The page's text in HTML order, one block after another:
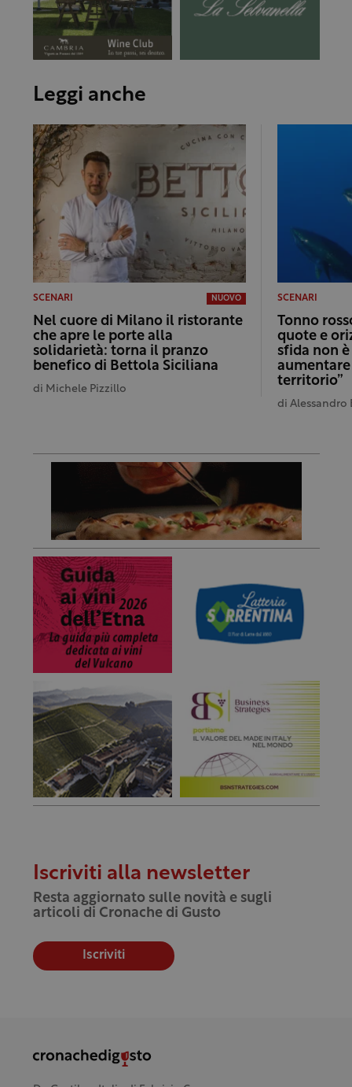
Leggi anche
SCENARI NUOVO
Nel cuore di Milano il ristorante
che apre le porte alla
solidarietà: torna il pranzo
benefico di Bettola Siciliana
di Michele Pizzillo
SCENARI
Tonno
quote e
sfida non
territorio”
diAlessandro
Iscriviti alla newsletter
Resta aggiornato sulle novità e sugli
articoli di Cronache di Gusto
Iscriviti